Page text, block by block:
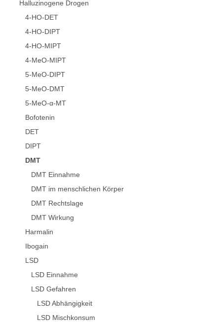
Halluzinogene Drogen
4-HO-DET
4-HO-DIPT
4-HO-MIPT
4-MeO-MIPT
5-MeO-DIPT
5-MeO-DMT
5-MeO-α-MT
Bofotenin
DET
DIPT
DMT
DMT Einnahme
DMT im menschlichen Körper
DMT Rechtslage
DMT Wirkung
Harmalin
Ibogain
LSD
LSD Einnahme
LSD Gefahren
LSD Abhängigkeit
LSD Mischkonsum